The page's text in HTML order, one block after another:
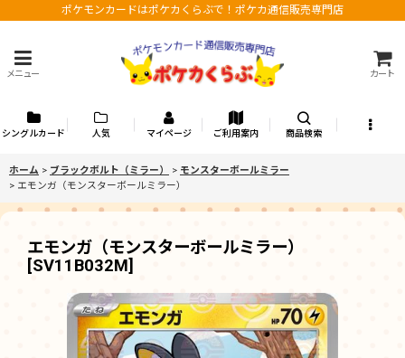
ポケモンカードはポケカくらぶで！ポケカ通信販売専門店
メニュー カート
シングルカード 人気 マイページ ご利用案内 商品検索
ホーム > ブラックボルト（ミラー） > モンスターボールミラー
> エモンガ（モンスターボールミラー）
エモンガ（モンスターボールミラー）
[SV11B032M]